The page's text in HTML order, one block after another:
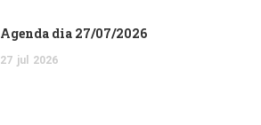
Agenda dia 27/07/2026
27 jul 2026